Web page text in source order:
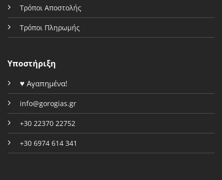
Τρόποι Αποστολής
Τρόποι Πληρωμής
Υποστήριξη
♥ Αγαπημένα!
info@gorogias.gr
+30 22370 22752
+30 6974 614 341